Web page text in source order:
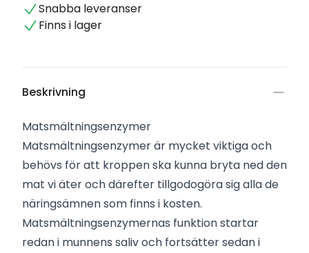
Snabba leveranser
Finns i lager
Beskrivning
Matsmältningsenzymer
Matsmältningsenzymer är mycket viktiga och
behövs för att kroppen ska kunna bryta ned den
mat vi äter och därefter tillgodogöra sig alla de
näringsämnen som finns i kosten.
Matsmältningsenzymernas funktion startar
redan i munnens saliv och fortsätter sedan i